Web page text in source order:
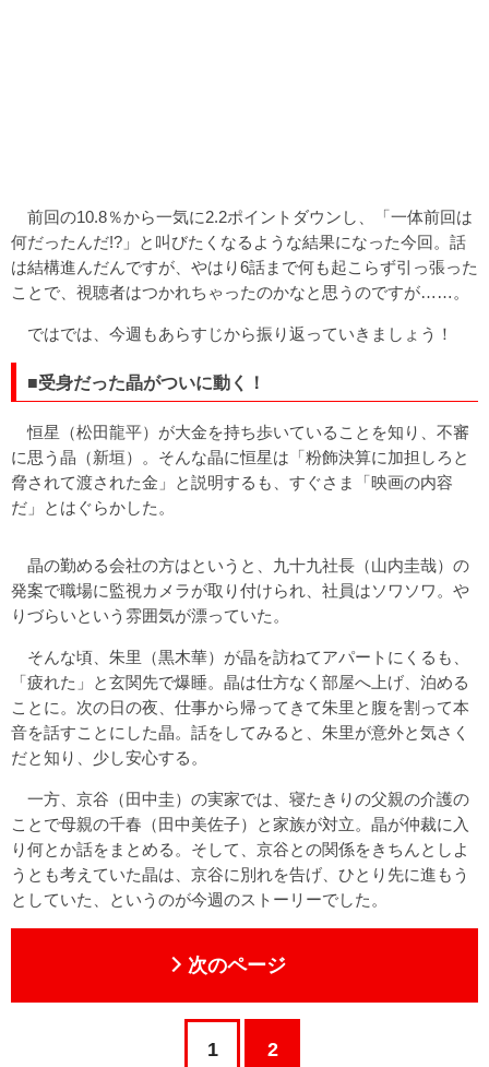
前回の10.8％から一気に2.2ポイントダウンし、「一体前回は
何だったんだ!?」と叫びたくなるような結果になった今回。話
は結構進んだんですが、やはり6話まで何も起こらず引っ張った
ことで、視聴者はつかれちゃったのかなと思うのですが……。
ではでは、今週もあらすじから振り返っていきましょう！
■受身だった晶がついに動く！
恒星（松田龍平）が大金を持ち歩いていることを知り、不審
に思う晶（新垣）。そんな晶に恒星は「粉飾決算に加担しろと
脅されて渡された金」と説明するも、すぐさま「映画の内容
だ」とはぐらかした。
晶の勤める会社の方はというと、九十九社長（山内圭哉）の
発案で職場に監視カメラが取り付けられ、社員はソワソワ。や
りづらいという雰囲気が漂っていた。
そんな頃、朱里（黒木華）が晶を訪ねてアパートにくるも、
「疲れた」と玄関先で爆睡。晶は仕方なく部屋へ上げ、泊める
ことに。次の日の夜、仕事から帰ってきて朱里と腹を割って本
音を話すことにした晶。話をしてみると、朱里が意外と気さく
だと知り、少し安心する。
一方、京谷（田中圭）の実家では、寝たきりの父親の介護の
ことで母親の千春（田中美佐子）と家族が対立。晶が仲裁に入
り何とか話をまとめる。そして、京谷との関係をきちんとしよ
うとも考えていた晶は、京谷に別れを告げ、ひとり先に進もう
としていた、というのが今週のストーリーでした。
次のページ
1 2